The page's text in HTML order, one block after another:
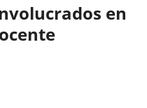
en